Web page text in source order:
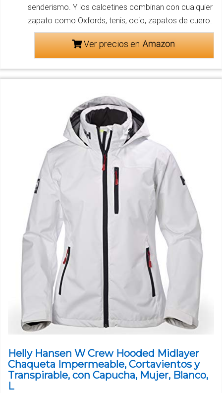
senderismo. Y los calcetines combinan con cualquier
zapato como Oxfords, tenis, ocio, zapatos de cuero.
Ver precios en
Helly Hansen W Crew Hooded Midlayer
Chaqueta Impermeable, Cortavientos y
Transpirable, con Capucha, Mujer, Blanco,
L